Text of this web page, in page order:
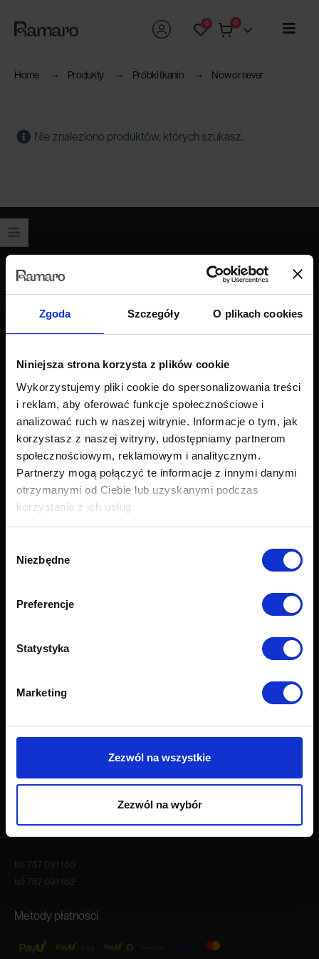
Zgoda Szczegóły O plikach cookies
Niniejsza strona korzysta z plików cookie
Wykorzystujemy pliki cookie do spersonalizowania treści
i reklam, aby oferować funkcje społecznościowe i
analizować ruch w naszej witrynie. Informacje o tym, jak
korzystasz z naszej witryny, udostępniamy partnerom
społecznościowym, reklamowym i analitycznym.
Partnerzy mogą połączyć te informacje z innymi danymi
otrzymanymi od Ciebie lub uzyskanymi podczas
korzystania z ich usług.
zgody
Niezbędne
Preferencje
Statystyka
Marketing
Zezwól na wszystkie
Zezwól na wybór
0 0
Home Produkty Próbki tkanin Now or never
Nie znaleziono produktów, których szukasz.
Wszystkie produkty
Krzesła i fotele
Akcesoria
Obsługa klienta
Export
Dostawa
Zwroty i reklamacje
Najczęściej zadawane pytania (FAQ)
Próbnik tkanin
O firmie
Nasze showroomy
Godziny otwarcia
Sob. 10:00 – 16:00
tel: 787 091 180
tel: 787 091 182
Metody płatności